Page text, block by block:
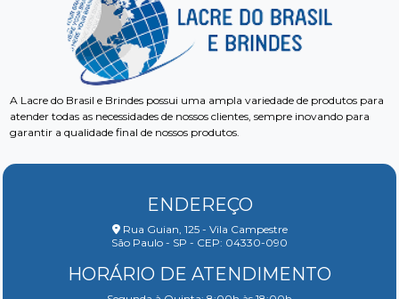
A Lacre do Brasil e Brindes possui uma ampla variedade de produtos para
atender todas as necessidades de nossos clientes, sempre inovando para
garantir a qualidade final de nossos produtos.
ENDEREÇO
Rua Guian, 125 - Vila Campestre
São Paulo - SP - CEP: 04330-090
HORÁRIO DE ATENDIMENTO